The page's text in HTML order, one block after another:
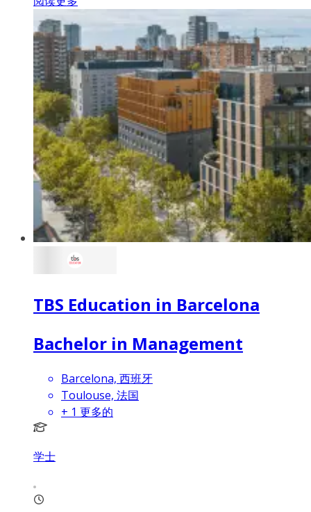
TBS Education in Barcelona
Bachelor in Management
Barcelona, 西班牙
Toulouse, 法国
+ 1 更多的
学士